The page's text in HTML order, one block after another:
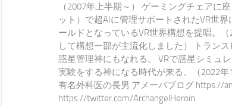
（2007年上半期～） ゲーミングチェアに
ット）で超AIに管理サポートされたVR世
ールドとなっているVR世界構想を提唱。
して構想一部が主流化しました） トラン
惑星管理神にもなれる。 VRで惑星シミュ
実験をする神になる時代が来る。（2022
有名外科医の長男 アメーバブログ https://
https://twitter.com/ArchangelHeroin